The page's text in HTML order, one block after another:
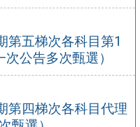
第五梯次各科目第1
公告多次甄選）
第四梯次各科目代理